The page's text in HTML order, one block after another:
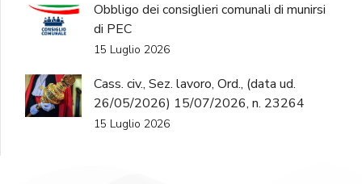
Obbligo dei consiglieri comunali di munirsi
di PEC
15 Luglio 2026
Cass. civ., Sez. lavoro, Ord., (data ud.
26/05/2026) 15/07/2026, n. 23264
15 Luglio 2026